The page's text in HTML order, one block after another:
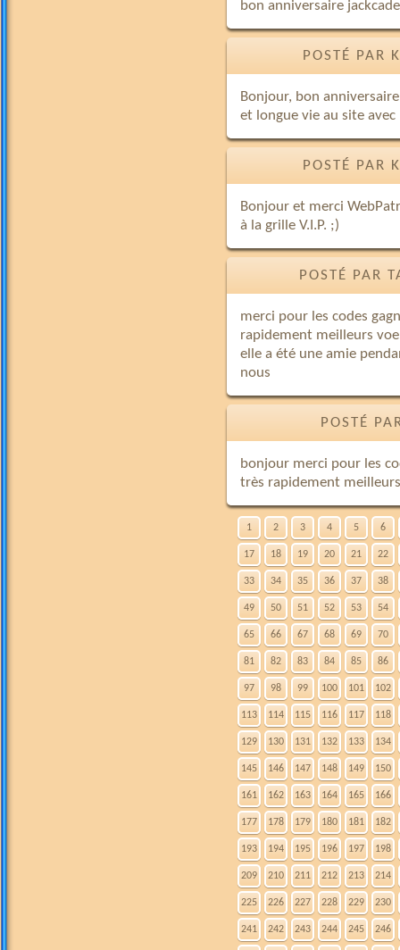
bon anniversaire
POSTÉ
Bonjour, bon
et longue vie au site
POSTÉ
Bonjour et merci
à la grille V.I.P. ;)
POSTÉ PAR
merci pour les codes
rapidement meilleurs
elle a été une amie
nous
POSTÉ
bonjour merci pour les
très rapidement
1 2 3 4 5 6
17 18 19 20 21 22
33 34 35 36 37 38
49 50 51 52 53 54
65 66 67 68 69 70
81 82 83 84 85 86
97 98 99 100 101 102
113 114 115 116 117 118
129 130 131 132 133 134
145 146 147 148 149 150
161 162 163 164 165 166
177 178 179 180 181 182
193 194 195 196 197 198
209 210 211 212 213 214
225 226 227 228 229 230
241 242 243 244 245 246